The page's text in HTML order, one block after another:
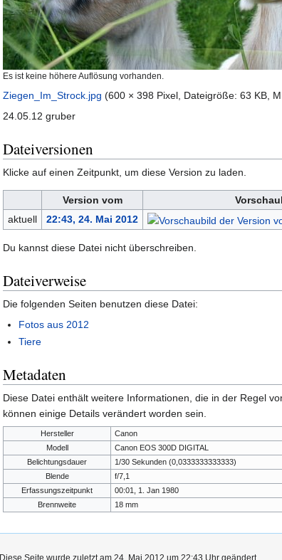
Es ist keine höhere Auflösung vorhanden.
Ziegen_Im_Strock.jpg (600 × 398 Pixel, Dateigröße: 63 KB,
24.05.12 gruber
Dateiversionen
Klicke auf einen Zeitpunkt, um diese Version zu laden.
Version vom
aktuell
22:43, 24. Mai 2012
Du kannst diese Datei nicht überschreiben.
Dateiverweise
Die folgenden Seiten benutzen diese Datei:
Fotos aus 2012
Tiere
Metadaten
Diese Datei enthält weitere Informationen, die in der Regel
können einige Details verändert worden sein.
Hersteller
Canon
Modell
Canon EOS 300D DIGITAL
Belichtungsdauer
1/30 Sekunden (0,0333333333333)
Blende
f/7,1
Erfassungszeitpunkt
00:01, 1. Jan 1980
Brennweite
18 mm